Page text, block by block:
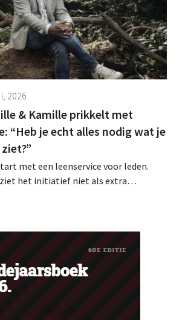
2026
& Kamille prikkelt met
“Heb je echt alles nodig wat je
met een leenservice voor leden.
ziet het initiatief niet als extra